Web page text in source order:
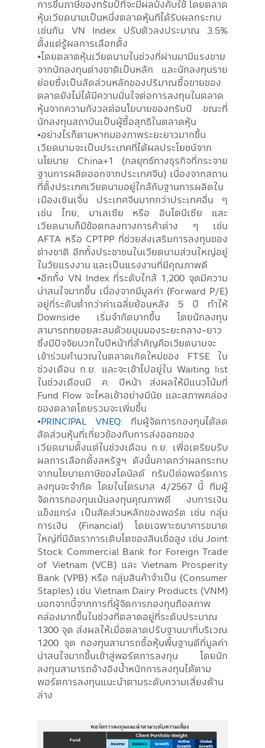
การขึ้นภาษีของทรัมป์ที่จะมีผลบังคับใช้ โดยตลาด
หุ้นเวียดนามเป็นหนึ่งตลาดหุ้นทีได้รับผลกระทบ
เช่นกัน VN Index ปรับตัวลงประมาณ 3.5%
ตั้งแต่รู้ผลการเลือกตั้ง
•โดยตลาดหุ้นเวียดนามในช่วงที่ผ่านมามีแรงขาย
จากนักลงทุนต่างชาติเป็นหลัก และนักลงทุนราย
ย่อยซึ่งเป็นสัดส่วนหลักของปริมาณซื้อขายของ
ตลาดยังไม่ได้มีความมั่นใจต่อการลงทุนในตลาด
หุ้นจากความกังวลต่อนโยบายของทรัมป์ ขณะที่
นักลงทุนสถาบันเป็นผู้ซื้อสุทธิในตลาดหุ้น
•อย่างไรก็ตามหากมองภาพระยะยาวมากขึ้น
เวียดนามจะเป็นประเทศที่ได้ผลประโยชน์จาก
นโยบาย China+1 (กลยุทธ์ทางธุรกิจที่กระจาย
ฐานการผลิตออกจากประเทศจีน) เนื่องจากสถาน
ที่ตั้งประเทศเวียดนามอยู่ใกล้กับฐานการผลิตใน
เมืองเซินเจิ้น ประเทศจีนมากกว่าประเทศอื่น ๆ
เช่น ไทย, มาเลเซีย หรือ อินโดนีเซีย และ
เวียดนามก็มีข้อตกลงทางการค้าต่าง ๆ เช่น
AFTA หรือ CPTPP ที่ช่วยส่งเสริมการลงทุนของ
ต่างชาติ อีกทั้งประชาชนในเวียดนามส่วนใหญ่อยู่
ในวัยแรงงาน และเป็นแรงงานที่มีคุณภาพดี
•อีกทั้ง VN Index ที่ระดับใกล้ 1,200 จุดมีความ
น่าสนใจมากขึ้น เนื่องจากมีมูลค่า (Forward P/E)
อยู่ที่ระดับต่ำกว่าค่าเฉลี่ยย้อนหลัง 5 ปี ทำให้
Downside เริ่มจำกัดมากขึ้น โดยนักลงทุน
สามารถทยอยสะสมด้วยมุมมองระยะกลาง-ยาว
ซึ่งมีปัจจัยบวกในปีหน้าที่สำคัญคือเวียดนามจะ
เข้าร่วมคำนวณในตลาดเกิดใหม่ของ FTSE ใน
ช่วงเดือน ก.ย. และจะเข้าไปอยู่ใน Waiting list
ในช่วงเดือนมี .ค. ปีหน้า ส่งผลให้มีแนวโน้มที่
Fund Flow จะไหลเข้าอย่างมีนัย และสภาพคล่อง
ของตลาดโดยรวมจะเพิ่มขึ้น
•PRINCIPAL VNEQ: ทีมผู้จัดการกองทุนได้ลด
สัดส่วนหุ้นที่เกี่ยวข้องกับการส่งออกของ
เวียดนามตั้งแต่ในช่วงเดือน ก.ย. เพื่อเตรียมรับ
ผลการเลือกตั้งสหรัฐฯ ดังนั้นคาดกว่าผลกระทบ
จากนโยบายภาษีของโดนัลด์ ทรัมป์ต่อพอร์ตการ
ลงทุนจะจำกัด โดยในไตรมาส 4/2567 นี้ ทีมผู้
จัดการกองทุนเน้นลงทุนคุณภาพดี งบการเงิน
แข็งแกร่ง เป็นสัดส่วนหลักของพอร์ต เช่น กลุ่ม
การเงิน (Financial) โดยเฉพาะธนาคารขนาด
ใหญ่ที่มีอัตราการเติบโตของสินเชื่อสูง เช่น Joint
Stock Commercial Bank for Foreign Trade
of Vietnam (VCB) และ Vietnam Prosperity
Bank (VPB) หรือ กลุ่มสินค้าจำเป็น (Consumer
Staples) เช่น Vietnam Dairy Products (VNM)
นอกจากนี้จากการที่ผู้จัดการกองทุนถือสภาพ
คล่องมากขึ้นในช่วงที่ตลาดอยู่ที่ระดับประมาณ
1300 จุด ส่งผลให้เมื่อตลาดปรับฐานมาที่บริเวณ
1200 จุด กองทุนสามารถซื้อหุ้นพื้นฐานดีที่มูลค่า
น่าสนใจมากขึ้นเข้าสู่พอร์ตการลงทุน โดยนัก
ลงทุนสามารถอ้างอิงน้ำหนักการลงทุนได้ตาม
พอร์ตการลงทุนแนะนำตามระดับความเสี่ยงด้าน
ล่าง